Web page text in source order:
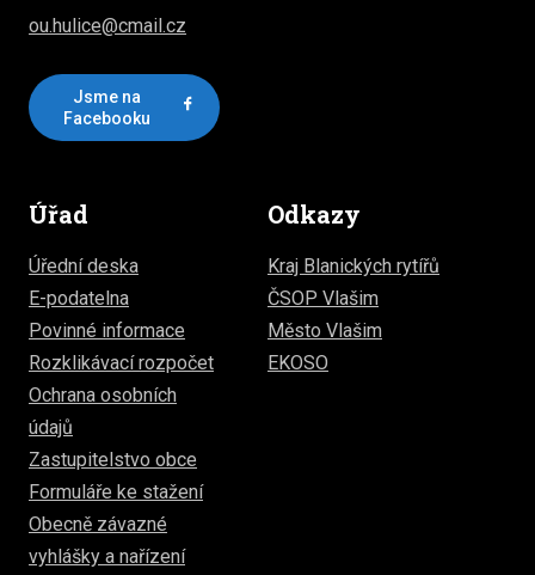
ou.hulice@cmail.cz
Jsme na
Facebooku
Úřad
Úřední deska
E-podatelna
Povinné informace
Rozklikávací rozpočet
Ochrana osobních
údajů
Zastupitelstvo obce
Formuláře ke stažení
Obecně závazné
vyhlášky a nařízení
Odkazy
Kraj Blanických rytířů
ČSOP Vlašim
Město Vlašim
EKOSO